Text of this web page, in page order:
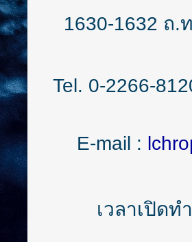
1630-1632 ถ.
Tel. 0-2266-
E-mail :
เวลาเปิดท